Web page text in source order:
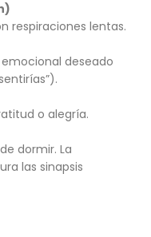
respiraciones lentas.
deseado
o alegría.
dormir. La
las sinapsis